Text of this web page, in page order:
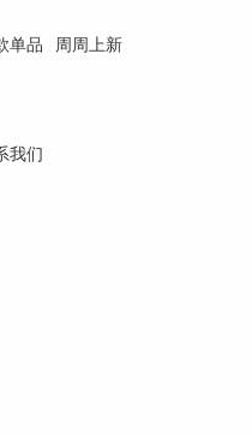
单品 周周上新
我们